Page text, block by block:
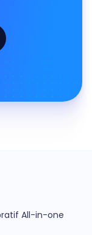
All-in-one